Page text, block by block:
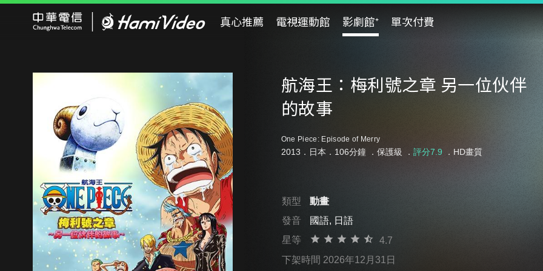
真心推薦 電視運動館 影劇館⁺ 單次付費
航海王：梅利號之章 另一位伙伴
的故事
One Piece: Episode of Merry
2013．日本．106分鐘 ． 保護級 ． 評分7.9．HD畫質
類型
動畫
發音
國語, 日語
星等
4.7
下架時間 2026年12月31日